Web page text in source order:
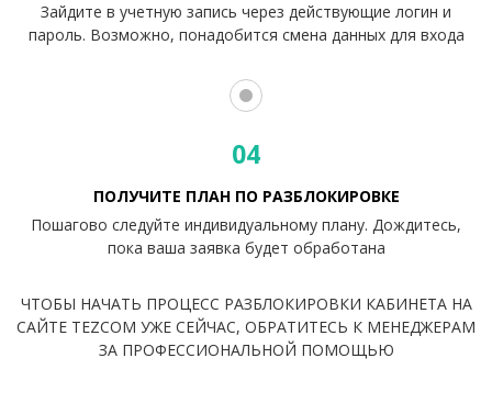
Зайдите в учетную запись через действующие логин и
пароль. Возможно, понадобится смена данных для входа
04
ПОЛУЧИТЕ ПЛАН ПО РАЗБЛОКИРОВКЕ
Пошагово следуйте индивидуальному плану. Дождитесь,
пока ваша заявка будет обработана
ЧТОБЫ НАЧАТЬ ПРОЦЕСС РАЗБЛОКИРОВКИ КАБИНЕТА НА
САЙТЕ TEZCOM УЖЕ СЕЙЧАС, ОБРАТИТЕСЬ К МЕНЕДЖЕРАМ
ЗА ПРОФЕССИОНАЛЬНОЙ ПОМОЩЬЮ